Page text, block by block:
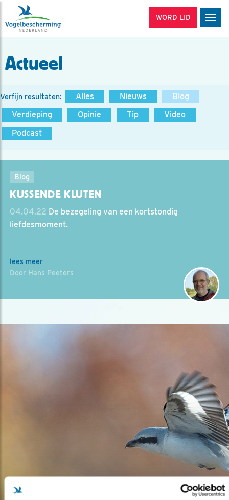
WORD LID
Actueel
Verfijn resultaten: Alles Nieuws
Blog
Verdieping
Opinie Tip
Video
Podcast
Blog
KUSSENDE KLUTEN
04.04.22 De bezegeling van een kortstondig
liefdesmoment.
lees meer
Door Hans Peeters